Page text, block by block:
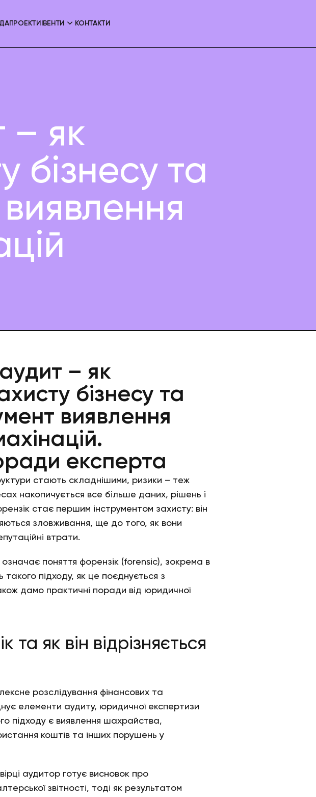
ПРОЕКТИ ІВЕНТИ КОНТАКТИ
– як
бізнесу та
– як
бізнесу та
виявлення
експерта
стають складнішими, ризики – теж
накопичується все більше даних, рішень і
стає першим інструментом захисту: він
зловживання, ще до того, як вони
втрати.
поняття форензік (forensic), зокрема в
такого підходу, як це поєднується з
дамо практичні поради від юридичної
та як він відрізняється
розслідування фінансових та
елементи аудиту, юридичної експертизи
підходу є виявлення шахрайства,
коштів та інших порушень у
аудитор готує висновок про
звітності, тоді як результатом